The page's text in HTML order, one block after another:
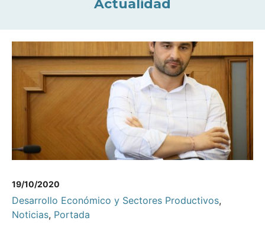
Actualidad
19/10/2020
Desarrollo Económico y Sectores Productivos,
Noticias, Portada